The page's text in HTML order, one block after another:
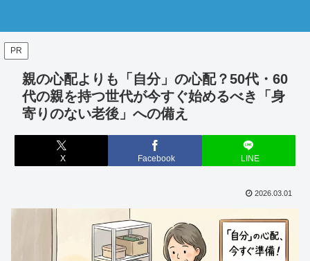
PR
親の心配よりも「自分」の心配？50代・60
代の親を持つ世代が今すぐ始めるべき「身
寄りのない老後」への備え
X Facebook LINE
2026.03.01